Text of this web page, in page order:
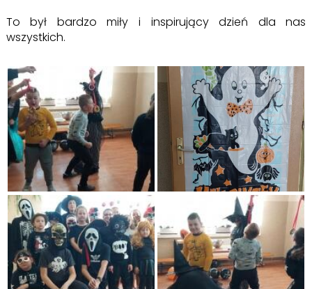
To był bardzomiły i inspirujący dzień dla nas
wszystkich.